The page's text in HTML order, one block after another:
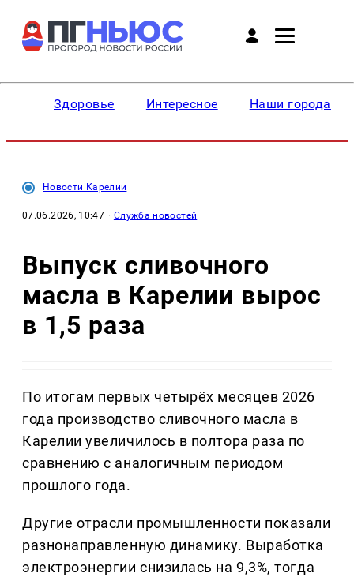
Здоровье Интересное Наши города
Новости Карелии
07.06.2026, 10:47 · Служба новостей
Выпуск сливочного
масла в Карелии вырос
в 1,5 раза
По итогам первых четырёх месяцев 2026
года производство сливочного масла в
Карелии увеличилось в полтора раза по
сравнению с аналогичным периодом
прошлого года.
Другие отрасли промышленности показали
разнонаправленную динамику. Выработка
электроэнергии снизилась на 9,3%, тогда